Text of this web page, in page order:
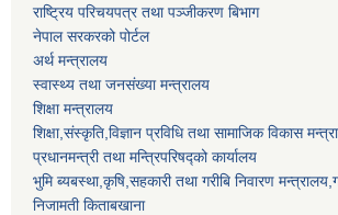
राष्ट्रिय परिचयपत्र तथा पञ्जीकरण बिभाग
नेपाल सरकरको पोर्टल
अर्थ मन्त्रालय
स्वास्थ्य तथा जनसंख्या मन्त्रालय
शिक्षा मन्त्रालय
शिक्षा,संस्कृति,विज्ञान प्रविधि तथा सामाजिक विकास
प्रधानमन्त्री तथा मन्त्रिपरिषद्को कार्यालय
भुमि ब्यबस्था,कृषि,सहकारी तथा गरीबि निवारण
निजामती किताबखाना